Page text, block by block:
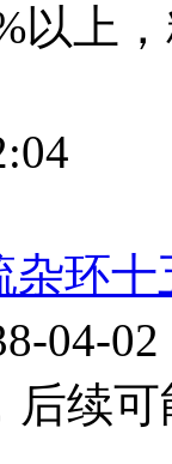
以上
杂环
04-02
后续